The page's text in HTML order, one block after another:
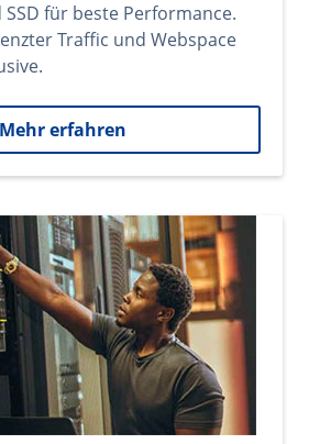
für beste Performance.
Traffic und Webspace
Mehr erfahren